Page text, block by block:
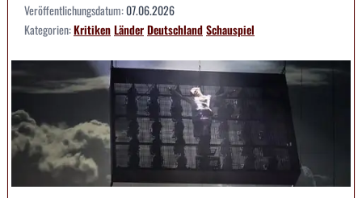
Veröffentlichungsdatum:07.06.2026
Kategorien:KritikenLänderDeutschlandSchauspiel